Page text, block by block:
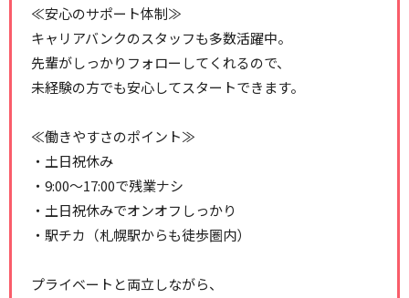
≪安心のサポート体制≫
キャリアバンクのスタッフも多数活躍中。
先輩がしっかりフォローしてくれるので、
未経験の方でも安心してスタートできます。
≪働きやすさのポイント≫
・土日祝休み
・9:00～17:00で残業ナシ
・土日祝休みでオンオフしっかり
・駅チカ（札幌駅からも徒歩圏内）
プライベートと両立しながら、